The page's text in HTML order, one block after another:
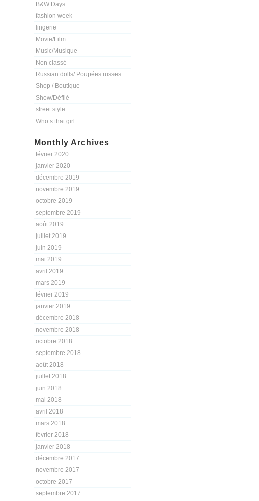
B&W Days
fashion week
lingerie
Movie/Film
Music/Musique
Non classé
Russian dolls/ Poupées russes
Shop / Boutique
Show/Défilé
street style
Who’s that girl
Monthly Archives
février 2020
janvier 2020
décembre 2019
novembre 2019
octobre 2019
septembre 2019
août 2019
juillet 2019
juin 2019
mai 2019
avril 2019
mars 2019
février 2019
janvier 2019
décembre 2018
novembre 2018
octobre 2018
septembre 2018
août 2018
juillet 2018
juin 2018
mai 2018
avril 2018
mars 2018
février 2018
janvier 2018
décembre 2017
novembre 2017
octobre 2017
septembre 2017